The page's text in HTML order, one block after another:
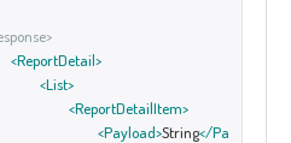
<ReportDetail>
<List>
<ReportDetailItem>
<Payload>String</Pa